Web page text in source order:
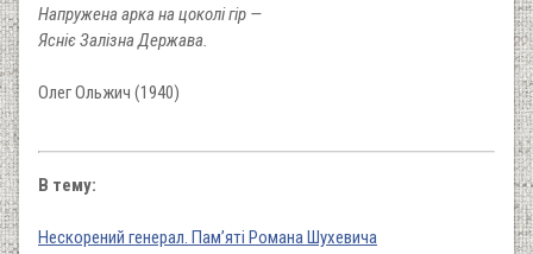
Напружена арка на цоколі гір —
Ясніє Залізна Держава.
Олег Ольжич (1940)
В тему:
Нескорений генерал. Пам’яті Романа Шухевича